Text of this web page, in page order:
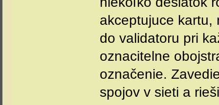
akceptujuce
do validatoru pri
oznacitelne
označenie.
spojov v sieti a